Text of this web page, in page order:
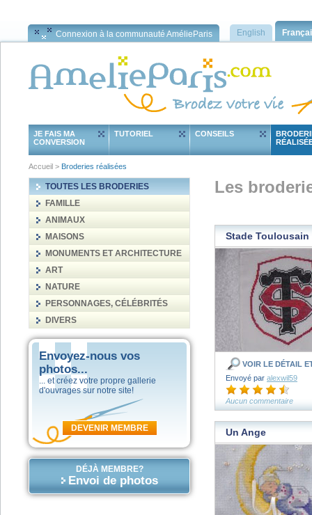
Connexion à la communauté AmélieParis English
JE FAIS MA
CONVERSION
TUTORIEL CONSEILS
Accueil > Broderies réalisées
TOUTES LES BRODERIES
FAMILLE
ANIMAUX
MAISONS
MONUMENTS ET ARCHITECTURE
ART
NATURE
PERSONNAGES, CÉLÉBRITÉS
DIVERS
Envoyez-nous vos
photos...
... et créez votre propre gallerie
d'ouvrages sur notre site!
DEVENIR MEMBRE
DÉJÀ MEMBRE?
Envoi de photos
Les
Stade Toulousain
VOIR LE DÉTAIL
Envoyé par alexwil59
Aucun commentaire
Un Ange